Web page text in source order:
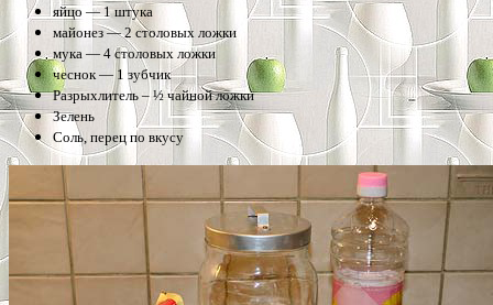
яйцо — 1 штука
майонез — 2 столовых ложки
мука — 4 столовых ложки
чеснок — 1 зубчик
Разрыхлитель – ½ чайной ложки
Зелень
Соль, перец по вкусу